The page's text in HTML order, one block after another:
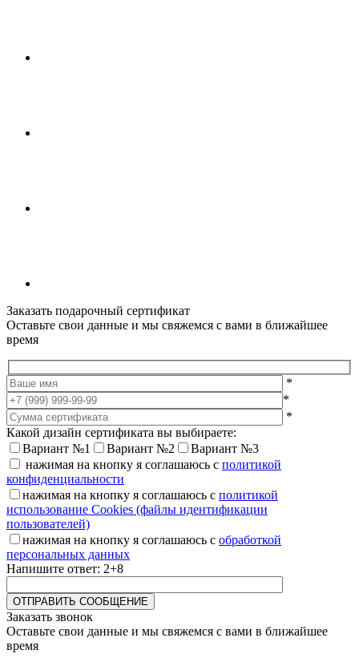
Заказать подарочный сертификат
Оставьте свои данные и мы свяжемся с вами в ближайшее
время
*
*
*
Какой дизайн сертификата вы выбираете:
Вариант №1
Вариант №2
Вариант №3
нажимая на кнопку я соглашаюсь с политикой
конфиденциальности
нажимая на кнопку я соглашаюсь с политикой
использование Cookies (файлы идентификации
пользователей)
нажимая на кнопку я соглашаюсь с обработкой
персональных данных
Напишите ответ: 2+8
Заказать звонок
Оставьте свои данные и мы свяжемся с вами в ближайшее
время